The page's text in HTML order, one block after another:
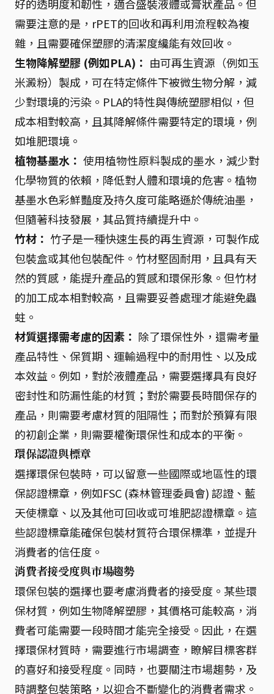
好的透明度和韌性，適合盛裝液體或膏狀產品。但
需要注意的是，rPET的回收和再利用流程較為複
雜，且需要確保塑膠的清潔度纔能有效回收。
生物降解塑膠 (例如PLA)： 由可再生資源（例如玉
米澱粉）製成，可在特定條件下被微生物分解，減
少對環境的污染。PLA的特性與傳統塑膠相似，但
成本相對較高，且其降解條件需要特定的環境，例
如堆肥環境。
植物基墨水： 使用植物性原料製成的墨水，減少對
化學物質的依賴，降低對人體和環境的危害。植物
基墨水色彩鮮豔度及持久度可能略遜於傳統油墨，
但隨著科技發展，其品質持續提升中。
竹材： 竹子是一種快速生長的再生資源，可製作成
包裝盒或其他包裝配件。竹材堅固耐用，且具有天
然的質感，能提升產品的質感和環保形象。但竹材
的加工成本相對較高，且需要妥善處理才能避免蟲
蛀。
材質選擇需考慮的因素： 除了環保性外，還需考量
產品特性、保質期、運輸過程中的耐用性、以及成
本效益。例如，對於液體產品，需要選擇具有良好
密封性和防漏性能的材質；對於需要長時間保存的
產品，則需要考慮材質的阻隔性；而對於預算有限
的初創企業，則需要權衡環保性和成本的平衡。
環保認證與標章
選擇環保包裝時，可以留意一些國際或地區性的環
保認證標章，例如FSC (森林管理委員會) 認證、藍
天使標章、以及其他可回收或可堆肥認證標章。這
些認證標章能確保包裝材質符合環保標準，並提升
消費者的信任度。
消費者接受度與市場趨勢
環保包裝的選擇也要考慮消費者的接受度。某些環
保材質，例如生物降解塑膠，其價格可能較高，消
費者可能需要一段時間才能完全接受。因此，在選
擇環保材質時，需要進行市場調查，瞭解目標客群
的喜好和接受程度。同時，也要關注市場趨勢，及
時調整包裝策略，以迎合不斷變化的消費者需求。